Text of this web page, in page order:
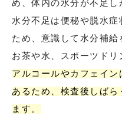
め、体内の水分が不足し
水分不足は便秘や脱水
ため、意識して水分補給
お茶や水、スポーツドリ
アルコールやカフェイ
あるため、検査後しば
ます。